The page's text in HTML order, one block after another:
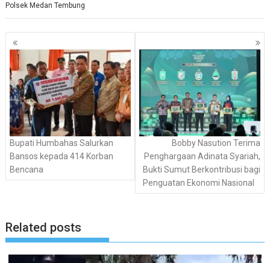
Polsek Medan Tembung
Navigasi
pos
Bupati Humbahas Salurkan
Bansos kepada 414 Korban
Bencana
Bobby Nasution Terima
Penghargaan Adinata Syariah,
Bukti Sumut Berkontribusi bagi
Penguatan Ekonomi Nasional
Related posts